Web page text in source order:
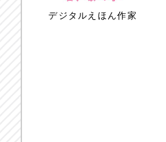
デジタルえほん作家